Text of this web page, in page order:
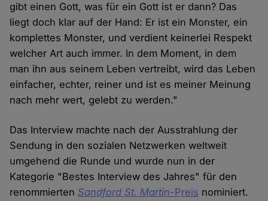
gibt einen Gott, was für ein Gott ist er dann? Das
liegt doch klar auf der Hand: Er ist ein Monster, ein
komplettes Monster, und verdient keinerlei Respekt
welcher Art auch immer. In dem Moment, in dem
man ihn aus seinem Leben vertreibt, wird das Leben
einfacher, echter, reiner und ist es meiner Meinung
nach mehr wert, gelebt zu werden."
Das Interview machte nach der Ausstrahlung der
Sendung in den sozialen Netzwerken weltweit
umgehend die Runde und wurde nun in der
Kategorie "Bestes Interview des Jahres" für den
renommierten Sandford St. Martin-Preis nominiert.